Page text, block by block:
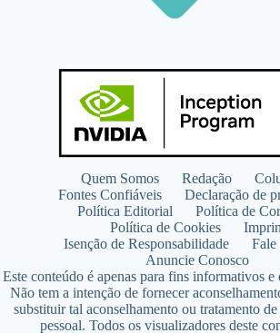
Quem Somos Redação
Fontes Confiáveis
Declaração de
Política Editorial
Política de
Política de Cookies
Isenção de Responsabilidade
Fale
Anuncie Conosco
Este conteúdo é apenas para fins informativos e
Não tem a intenção de fornecer
substituir tal aconselhamento ou tratamento
pessoal. Todos os visualizadores deste